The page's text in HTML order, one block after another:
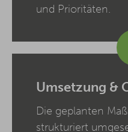
und Prioritäten.
Umsetzung &
Die geplanten
strukturiert